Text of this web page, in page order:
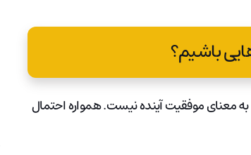
باشیم؟
معنای موفقیت آینده نیست. همواره احتمال